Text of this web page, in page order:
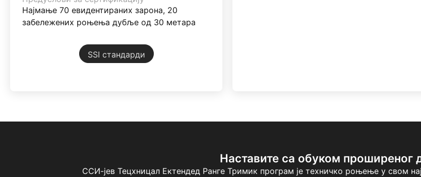
Најмање 70 евидентираних зарона, 20
забележених роњења дубље од 30 метара
SSI стандарди
Наставите са обуком проширеног
ССИ-јев Тецхницал Ектендед Ранге Тримик програм је техничко роњење у свом